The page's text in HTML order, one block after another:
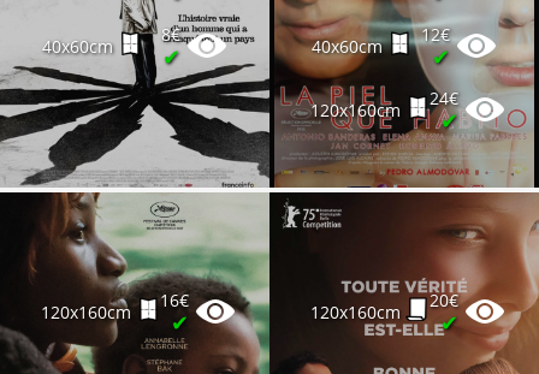
40x60cm
8€
✔ 40x60cm
12€
✔
120x160cm
24€
✔
120x160cm
16€
✔ 120x160cm
20€
✔